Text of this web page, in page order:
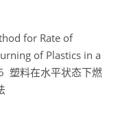
for Rate of
of Plastics in a
塑料在水平状态下燃